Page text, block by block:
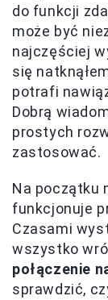
do funkcji
może być
najczęściej
się
potrafi
Dobrą
prostych
zastosować.
Na początku
funkcjonuje
Czasami
wszystko
połączenie
sprawdzić,